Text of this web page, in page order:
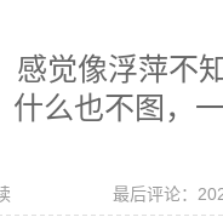
感觉像浮萍不
什么也不图，
最后评论：